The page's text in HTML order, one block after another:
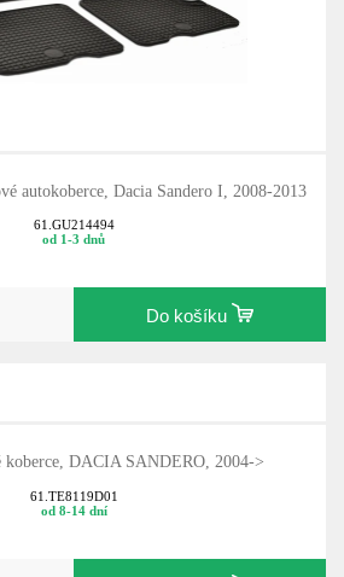
autokoberce, Dacia Sandero I, 2008-2013
61.GU214494
od 1-3 dnů
Do košíku
DACIA SANDERO, 2004->
61.TE8119D01
od 8-14 dní